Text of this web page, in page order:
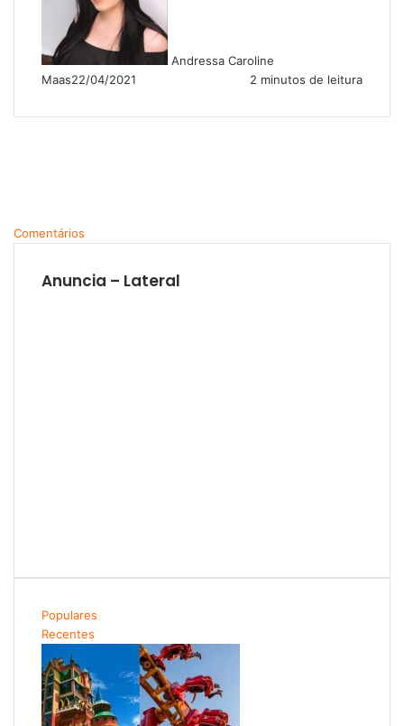
Andressa Caroline
Maas22/04/2021 2 minutos de leitura
Comentários
Anuncia – Lateral
Populares
Recentes